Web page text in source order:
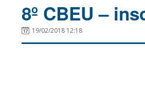
8º CBEU –
19/02/2018 12:18